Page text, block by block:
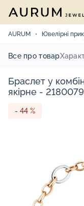
AURUM Ювелірні
Все про товар
Браслет у
якірне - 2180079
- 44 %